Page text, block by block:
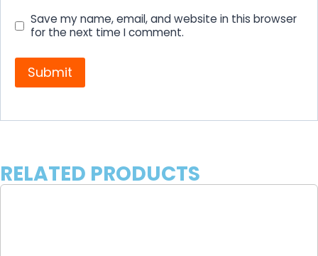
Save my name, email, and website in this browser
for the next time I comment.
RELATED PRODUCTS